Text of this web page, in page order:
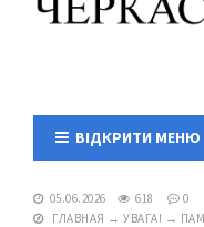
ВІДКРИТИ МЕНЮ
05.06.2026 618
0
ГЛАВНАЯ → УВАГА! →